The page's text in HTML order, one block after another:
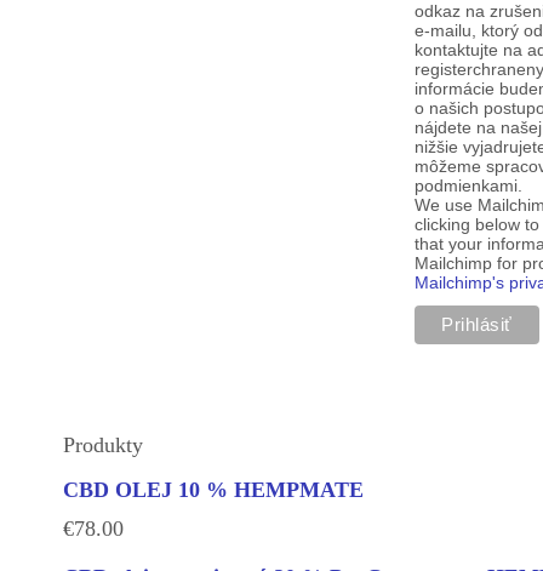
odkaz na
e-mailu, ktorý
kontaktujte na
informácie
o našich
nájdete na
nižšie
môžeme
podmienkami.
We use
clicking below
that your
Mailchimp for
Mailchimp's
Produkty
CBD OLEJ 10 % HEMPMATE
€78.00